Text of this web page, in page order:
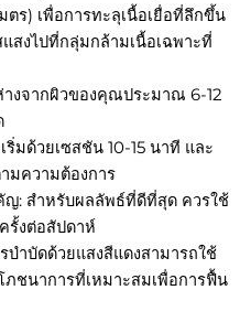
ตร) เพื่อการทะลุเนื้อเยื่อที่ลึกขึ้น
สงไปที่กลุ่มกล้ามเนื้อเฉพาะที่
างจากผิวของคุณประมาณ 6-12
มด้วยเซสชัน 10-15 นาที และ
มความต้องการ
: สำหรับผลลัพธ์ที่ดีที่สุด ควรใช้
รั้งต่อสัปดาห์
ำบัดด้วยแสงสีแดงสามารถใช้
ชนาการที่เหมาะสมเพื่อการฟื้น